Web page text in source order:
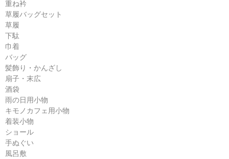
重ね衿
草履バッグセット
草履
下駄
巾着
バッグ
髪飾り・かんざし
扇子・末広
酒袋
雨の日用小物
キモノカフェ用小物
着装小物
ショール
手ぬぐい
風呂敷